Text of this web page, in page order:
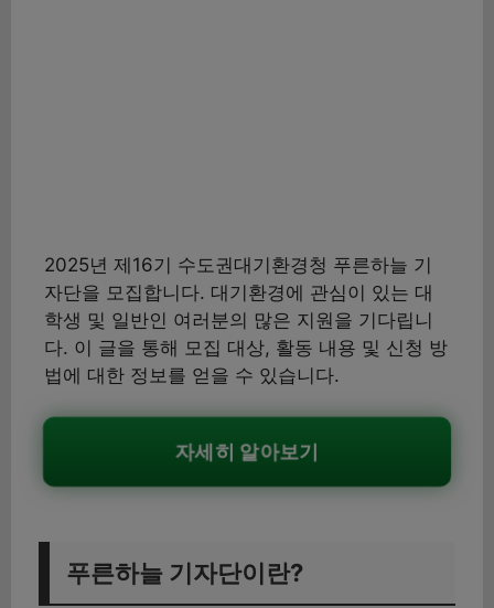
2025년 제16기 수도권대기환경청 푸른하늘 기
자단을 모집합니다. 대기환경에 관심이 있는 대
학생 및 일반인 여러분의 많은 지원을 기다립니
다. 이 글을 통해 모집 대상, 활동 내용 및 신청 방
법에 대한 정보를 얻을 수 있습니다.
자세히 알아보기
푸른하늘 기자단이란?